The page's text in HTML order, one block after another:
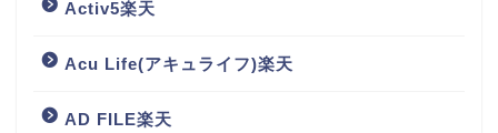
Activ5楽天
Acu Life(アキュライフ)楽天
AD FILE楽天